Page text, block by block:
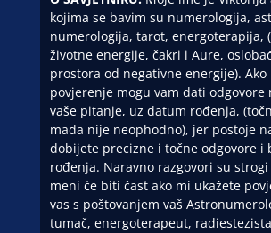
kojima se bavim su numerologija,
numerologija, tarot, energoterapija,
životne energije, čakri i Aure,
prostora od negativne energije). Ako
povjerenje mogu vam dati odgovore
vaše pitanje, uz datum rođenja,
mada nije neophodno), jer postoje
dobijete precizne i točne odgovore i
rođenja. Naravno razgovori su
meni će biti čast ako mi ukažete
vas s poštovanjem vaš
tumač, energoterapeut,